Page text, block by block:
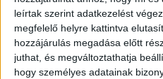
leírtak szerint adatkezelést
megfelelő helyre kattintva
hozzájárulás megadása előtt
juthat, és megváltoztathatja
hogy személyes adatainak
Eladó
Szeged
22 140 000 Ft